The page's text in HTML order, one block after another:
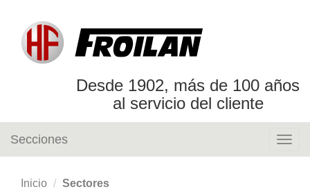
Desde 1902, más de 100 años
al servicio del cliente
Secciones
Inicio Sectores